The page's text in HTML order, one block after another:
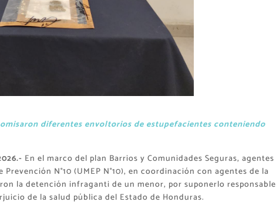
diferentes envoltorios de estupefacientes conteniendo
En el marco del plan Barrios y Comunidades Seguras, agentes
N°10 (UMEP N°10), en coordinación con agentes de la
la detención infraganti de un menor, por suponerlo responsable
de la salud pública del Estado de Honduras.